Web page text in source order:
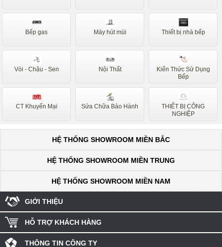
Bếp gas Máy hút mùi Thiết bị nhà bếp
Vòi - Chậu - Sen Nội Thất
Kiến Thức Sử Dụng
Bếp
CT Khuyến Mại Sửa Chữa Bảo Hành
THIẾT BỊ CÔNG
NGHIỆP
HỆ THỐNG SHOWROOM MIỀN BẮC
HỆ THỐNG SHOWROOM MIỀN TRUNG
HỆ THỐNG SHOWROOM MIỀN NAM
GIỚI THIỆU
HỖ TRỢ KHÁCH HÀNG
THÔNG TIN CÔNG TY